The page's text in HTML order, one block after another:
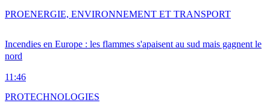
Incendies en Europe : les flammes s'apaisent au sud mais gagnent le
nord
11:46
PROENERGIE, ENVIRONNEMENT ET TRANSPORT
PROTECHNOLOGIES